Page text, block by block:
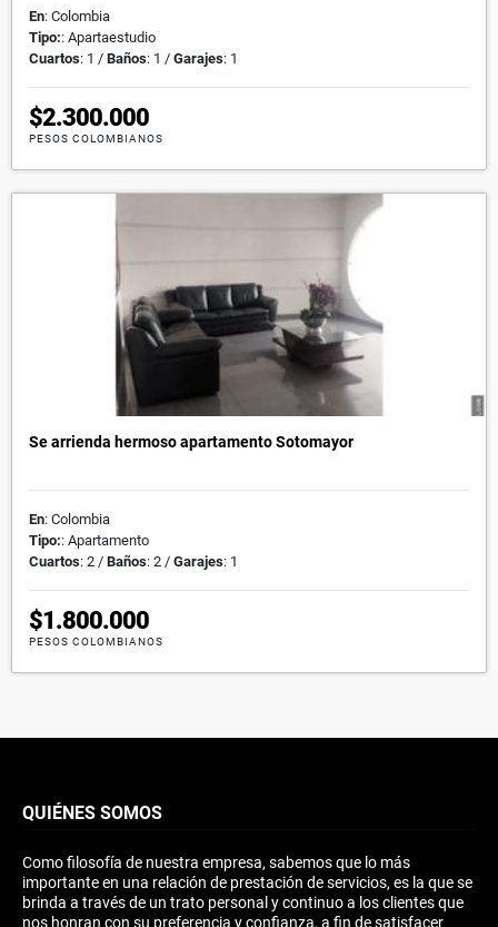
En: Colombia
Tipo:: Apartaestudio
Cuartos: 1 / Baños: 1 / Garajes: 1
$2.300.000
PESOS COLOMBIANOS
Se arrienda hermoso apartamento Sotomayor
En: Colombia
Tipo:: Apartamento
Cuartos: 2 / Baños: 2 / Garajes: 1
$1.800.000
PESOS COLOMBIANOS
QUIÉNES SOMOS
Como filosofía de nuestra empresa, sabemos que lo más
importante en una relación de prestación de servicios, es la que se
brinda a través de un trato personal y continuo a los clientes que
nos honran con su preferencia y confianza, a fin de satisfacer